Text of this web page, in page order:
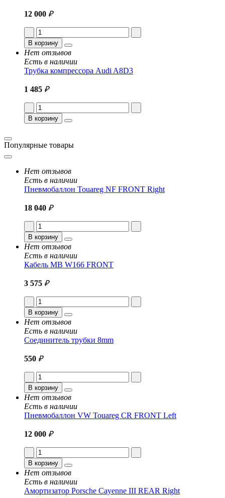
12 000 ₽
В корзину
Нет отзывов
Есть в наличии
Трубка компрессора Audi A8D3
1 485 ₽
В корзину
Популярные товары
Нет отзывов
Есть в наличии
Пневмобаллон Touareg NF FRONT Right
18 040 ₽
В корзину
Нет отзывов
Есть в наличии
Кабель MB W166 FRONT
3 575 ₽
В корзину
Нет отзывов
Есть в наличии
Соединитель трубки 8mm
550 ₽
В корзину
Нет отзывов
Есть в наличии
Пневмобаллон VW Touareg CR FRONT Left
12 000 ₽
В корзину
Нет отзывов
Есть в наличии
Амортизатор Porsche Cayenne III REAR Right